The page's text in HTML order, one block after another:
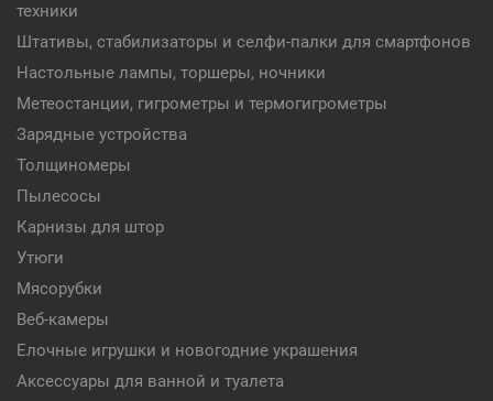
техники
Штативы, стабилизаторы и селфи-палки для смартфонов
Настольные лампы, торшеры, ночники
Метеостанции, гигрометры и термогигрометры
Зарядные устройства
Толщиномеры
Пылесосы
Карнизы для штор
Утюги
Мясорубки
Веб-камеры
Елочные игрушки и новогодние украшения
Аксессуары для ванной и туалета